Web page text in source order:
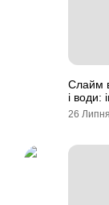
Слайм
і води:
26